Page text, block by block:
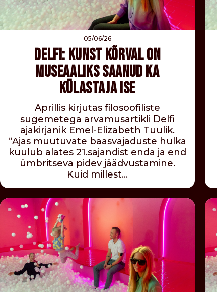
05/06/26
DELFI: KUNST KÕRVAL ON
MUSEAALIKS SAANUD KA
KÜLASTAJA ISE
Aprillis kirjutas filosoofiliste
sugemetega arvamusartikli Delfi
ajakirjanik Emel-Elizabeth Tuulik.
“Ajas muutuvate baasvajaduste hulka
kuulub alates 21.sajandist enda ja end
ümbritseva pidev jäädvustamine.
Kuid millest…